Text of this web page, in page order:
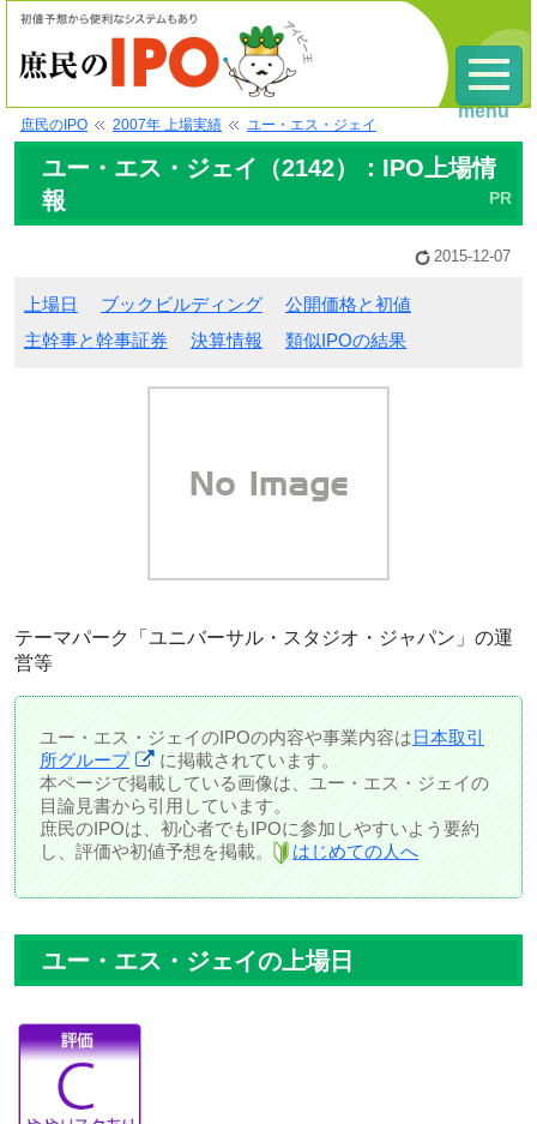
庶民のIPO 2007年 上場実績 ユー・エス・ジェイ
ユー・エス・ジェイ（2142）：IPO上場情
報
2015-12-07
上場日 ブックビルディング
公開価格と初値
主幹事と幹事証券
決算情報 類似IPOの結果
テーマパーク「ユニバーサル・スタジオ・ジャパン」の運
営等
ユー・エス・ジェイのIPOの内容や事業内容は日本取引
所グループ
に掲載されています。
本ページで掲載している画像は、ユー・エス・ジェイの
目論見書から引用しています。
庶民のIPOは、初心者でもIPOに参加しやすいよう要約
し、評価や初値予想を掲載。
はじめての人へ
ユー・エス・ジェイの上場日
menu